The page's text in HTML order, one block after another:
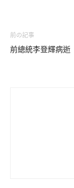
前の記事
前總統李登輝病